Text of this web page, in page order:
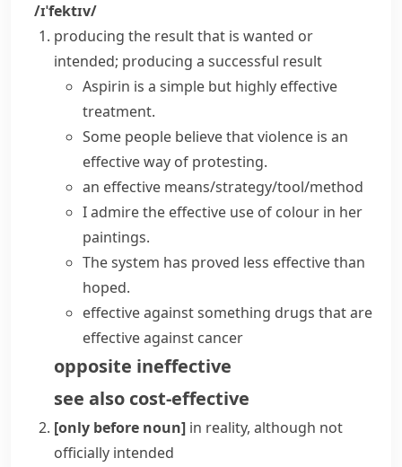
/ɪˈfektɪv/
producing the result that is wanted or
intended; producing a successful result
Aspirin is a simple but highly effective
treatment.
Some people believe that violence is an
effective way of protesting.
an effective means/strategy/tool/method
I admire the effective use of colour in her
paintings.
The system has proved less effectivethan
hoped.
effective against something drugs that are
effective against cancer
opposite ineffective
see also cost-effective
[only before noun] in reality, although not
officially intended